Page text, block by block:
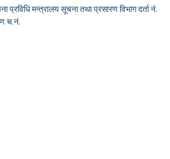
प्रविधि मन्त्रालय सूचना तथा प्रसारण विभाग दर्ता नं.
च.नं.